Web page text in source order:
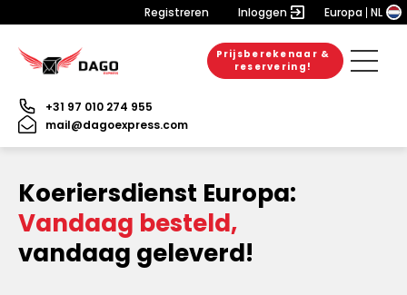
Registreren Inloggen Europa NL
Prijsberekenaar &
reservering!
+31 97 010 274 955
mail@dagoexpress.com
Koeriersdienst Europa:
Vandaag besteld,
vandaag geleverd!